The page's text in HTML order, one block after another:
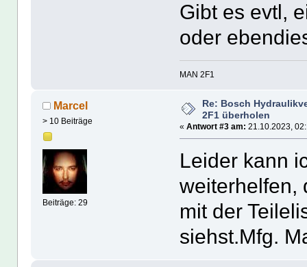
Gibt es evtl,
oder
MAN 2F1
Marcel
> 10 Beiträge
Beiträge: 29
Re: Bosch
2F1 überholen
«Antwort #3 am: 21.10.2023,
Leider kann
weiterhelfen,
mit der
siehst.Mfg.